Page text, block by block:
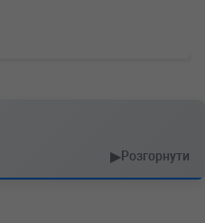
▶Розгорнути